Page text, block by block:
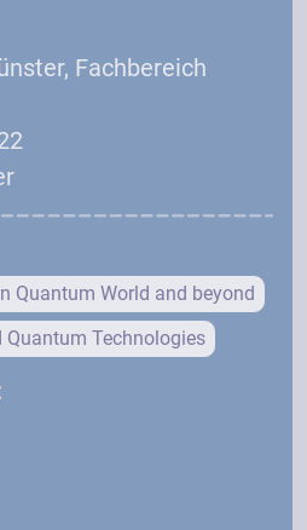
Fachbereich
Quantum World and beyond
Quantum Technologies